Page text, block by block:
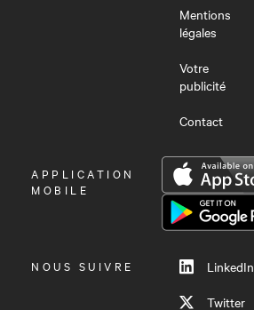
Mentions
légales
Votre
publicité
Contact
OUVRIR
LE
APPLICATION
MOBILE
NOUS SUIVRE
LinkedIn
Twitter